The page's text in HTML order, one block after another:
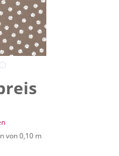
von 0,10 m